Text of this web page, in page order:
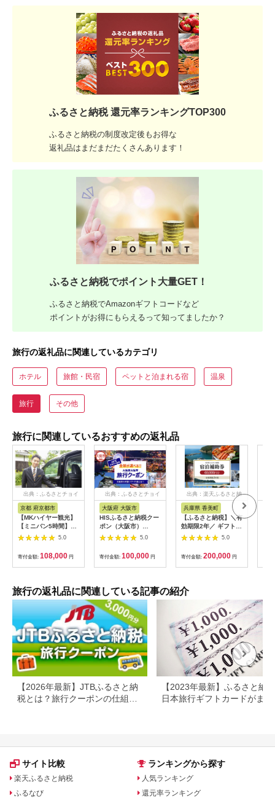
ふるさと納税 還元率ランキングTOP300
ふるさと納税の制度改定後もお得な
返礼品はまだまだたくさんあります！
ふるさと納税でポイント大量GET！
ふるさと納税でAmazonギフトコードなど
ポイントがお得にもらえるって知ってましたか？
旅行の返礼品に関連しているカテゴリ
ホテル 旅館・民宿 ペットと泊まれる宿 温泉
旅行 その他
旅行に関連しているおすすめの返礼品
出典：ふるさとチョイ
京都 府京都市
【MKハイヤー観光】
【ミニバン5時間】ド
ライバーとめぐるとっ
ておきの京都観光（3
／21-6／20・10／1-
11／30）
5.0
寄付金額: 108,000 円
出典：ふるさとチョイ
大阪府 大阪市
HISふるさと納税クー
ポン（大阪市）
30,000円分_OS039-
5.0
寄付金額: 100,000 円
出典：楽天ふるさと納
兵庫県 香美町
【ふるさと納税】＼有
効期限2年／ ギフトに
も使える 宿泊補助券
60,000円分 宿泊助成
券 宿泊券 旅 トラベル
旅行券 兵庫県 香美町
カニ 温泉 海 観光 旅
宿 体験 ギフト クーポ
ン 宿泊 お泊り 国内旅
行 但馬牛 旅館 温泉宿
プレゼント 贈答 母の
日 25-09
5.0
寄付金額: 200,000 円
旅行の返礼品に関連している記事の紹介
【2026年最新】JTBふるさと納
税とは？旅行クーポンの仕組
【2023年最新】ふるさと納
日本旅行ギフトカードがまだ
サイト比較
楽天ふるさと納税
ふるなび
ランキングから探す
人気ランキング
還元率ランキング